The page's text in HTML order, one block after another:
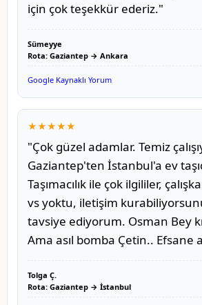
için çok teşekkür ederiz."
Sümeyye
Rota: Gaziantep → Ankara
Google Kaynaklı Yorum
★★★★★
"Çok güzel adamlar. Temiz
Gaziantep'ten İstanbul'a ev
Taşımacılık ile çok ilgililer,
vs yoktu, iletişim
tavsiye ediyorum. Osman Bey
Ama asıl bomba Çetin.. Efsane
Tolga Ç.
Rota: Gaziantep → İstanbul